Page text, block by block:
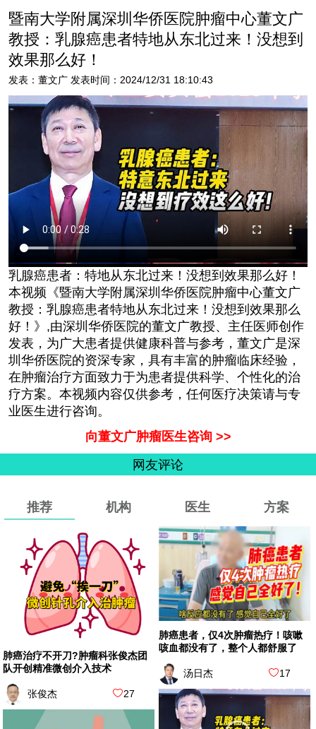
暨南大学附属深圳华侨医院肿瘤中心董文广
教授：乳腺癌患者特地从东北过来！没想到
效果那么好！
发表：董文广 发表时间：2024/12/31 18:10:43
乳腺癌患者：特地从东北过来！没想到效果那么好！
本视频《暨南大学附属深圳华侨医院肿瘤中心董文广
教授：乳腺癌患者特地从东北过来！没想到效果那么
好！》,由深圳华侨医院的董文广教授、主任医师创作
发表，为广大患者提供健康科普与参考，董文广是深
圳华侨医院的资深专家，具有丰富的肿瘤临床经验，
在肿瘤治疗方面致力于为患者提供科学、个性化的治
疗方案。本视频内容仅供参考，任何医疗决策请与专
业医生进行咨询。
向董文广肿瘤医生咨询 >>
网友评论
推荐 机构 医生 方案
肺癌治疗不开刀?肿瘤科张俊杰团
队开创精准微创介入技术
张俊杰 27
肺癌患者，仅4次肿瘤热疗！咳嗽
咳血都没有了，整个人都舒服了
汤日杰 17